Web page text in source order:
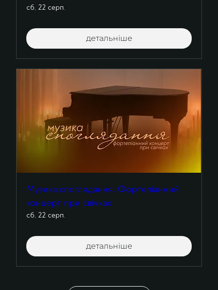
сб, 22 серп.
детальніше
Музика споглядання. Фортепіанний
концерт при свічках
сб, 22 серп.
детальніше